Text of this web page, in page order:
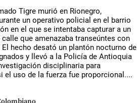
Tigre murió en Rionegro,
un operativo policial en el barrio
en el que se intentaba capturar a un
calle que amenazaba transeúntes con
El hecho desató un plantón nocturno de
y llevó a la Policía de Antioquia
disciplinaria para
el uso de la fuerza fue proporcional....